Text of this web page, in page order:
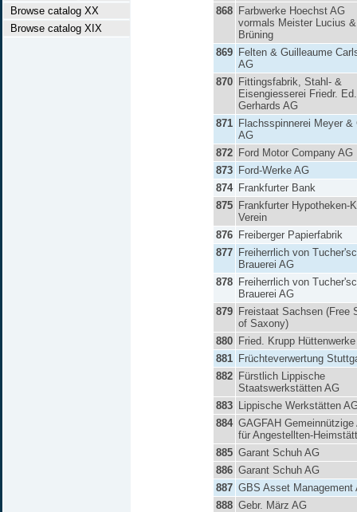
Browse catalog XX
Browse catalog XIX
868 Farbwerke Hoechst AG
vormals Meister Lucius &
Brüning
869 Felten & Guilleaume
AG
870 Fittingsfabrik, Stahl- &
Eisengiesserei Friedr. Ed.
Gerhards AG
871 Flachsspinnerei Meyer &
AG
872 Ford Motor Company AG
873 Ford-Werke AG
874 Frankfurter Bank
875 Frankfurter Hypotheken-
Verein
876 Freiberger Papierfabrik
877 Freiherrlich von
Brauerei AG
878 Freiherrlich von
Brauerei AG
879 Freistaat Sachsen (Free
of Saxony)
880 Fried. Krupp
881 Früchteverwertung
882 Fürstlich Lippische
Staatswerkstätten AG
883 Lippische Werkstätten
884 GAGFAH Gemeinnützige
für Angestellten-
885 Garant Schuh AG
886 Garant Schuh AG
887 GBS Asset Management
888 Gebr. März AG